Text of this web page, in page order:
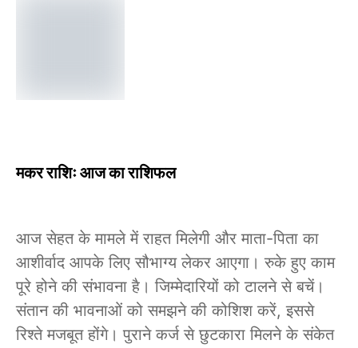
मकर राशिः आज का राशिफल
आज सेहत के मामले में राहत मिलेगी और माता-पिता का
आशीर्वाद आपके लिए सौभाग्य लेकर आएगा। रुके हुए काम
पूरे होने की संभावना है। जिम्मेदारियों को टालने से बचें।
संतान की भावनाओं को समझने की कोशिश करें, इससे
रिश्ते मजबूत होंगे। पुराने कर्ज से छुटकारा मिलने के संकेत